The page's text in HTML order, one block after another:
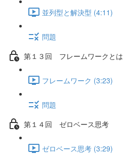
並列型と解決型 (4:11)
問題
第１３回 フレームワークとは
フレームワーク (3:23)
問題
第１４回 ゼロベース思考
ゼロベース思考 (3:29)